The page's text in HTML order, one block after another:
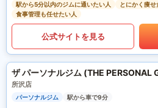
駅から5分以内のジムに通いたい人
とにかく痩せ
食事管理も任せたい人
公式サイトを見る
ザ パーソナルジム (THE PERSONAL
所沢店
パーソナルジム 駅から車で9分